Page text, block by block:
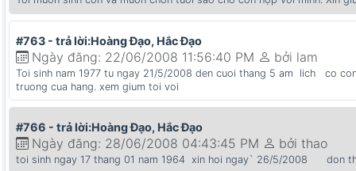
#763 - trả lời:Hoàng Đạo, Hắc Đạo
Ngày đăng: 22/06/2008 11:56:40 PM bởi lam
Toi sinh nam 1977 tu ngay 21/5/2008 den cuoi thang 5 am lich co
truong cua hang. xem gium toi voi
#766 - trả lời:Hoàng Đạo, Hắc Đạo
Ngày đăng: 28/06/2008 04:43:45 PM bởi thao
toi sinh ngay 17 thang 01 nam 1964 xin hoi ngay` 26/5/2008 don